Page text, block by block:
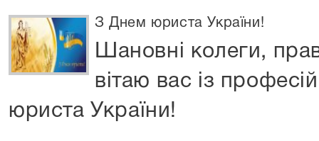
З Днем юриста України!
Шановні колеги,
вітаю вас із
юриста України!